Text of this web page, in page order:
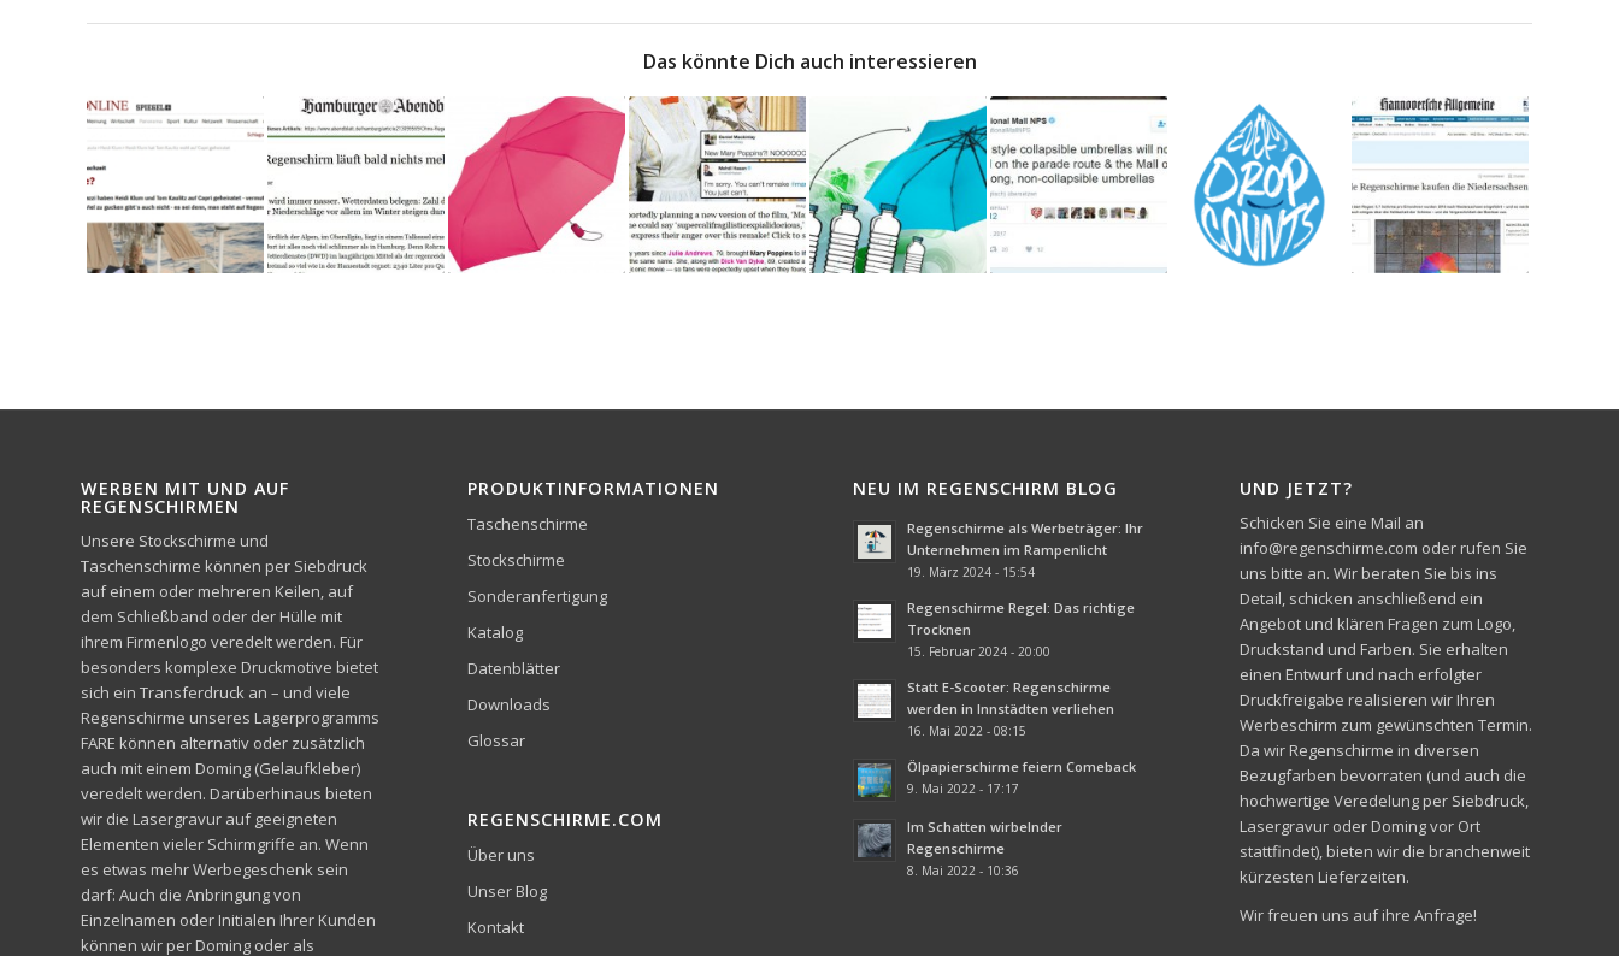
Das könnte Dich auch interessieren
WERBEN MIT UND AUF
REGENSCHIRMEN
Unsere Stockschirme und
Taschenschirme können per Siebdruck
auf einem oder mehreren Keilen, auf
dem Schließband oder der Hülle mit
ihrem Firmenlogo veredelt werden. Für
besonders komplexe Druckmotive bietet
sich ein Transferdruck an – und viele
Regenschirme unseres Lagerprogramms
FARE können alternativ oder zusätzlich
auch mit einem Doming (Gelaufkleber)
veredelt werden. Darüberhinaus bieten
wir die Lasergravur auf geeigneten
Elementen vieler Schirmgriffe an. Wenn
es etwas mehr Werbegeschenk sein
darf: Auch die Anbringung von
Einzelnamen oder Initialen Ihrer Kunden
können wir per Doming oder als
PRODUKTINFORMATIONEN
Taschenschirme
Stockschirme
Sonderanfertigung
Katalog
Datenblätter
Downloads
Glossar
REGENSCHIRME.COM
Über uns
Unser Blog
Kontakt
NEU IM REGENSCHIRM BLOG
Regenschirme als Werbeträger: Ihr
Unternehmen im Rampenlicht
19. März 2024 - 15:54
Regenschirme Regel: Das richtige
Trocknen
15. Februar 2024 - 20:00
Statt E-Scooter: Regenschirme
werden in Innstädten verliehen
16. Mai 2022 - 08:15
Ölpapierschirme feiern Comeback
9. Mai 2022 - 17:17
Im Schatten wirbelnder
Regenschirme
8. Mai 2022 - 10:36
UND JETZT?
Schicken Sie eine Mail an
info@regenschirme.com oder rufen Sie
uns bitte an. Wir beraten Sie bis ins
Detail, schicken anschließend ein
Angebot und klären Fragen zum Logo,
Druckstand und Farben. Sie erhalten
einen Entwurf und nach erfolgter
Druckfreigabe realisieren wir Ihren
Werbeschirm zum gewünschten Termin.
Da wir Regenschirme in diversen
Bezugfarben bevorraten (und auch die
hochwertige Veredelung per Siebdruck,
Lasergravur oder Doming vor Ort
stattfindet), bieten wir die branchenweit
kürzesten Lieferzeiten.
Wir freuen uns auf ihre Anfrage!